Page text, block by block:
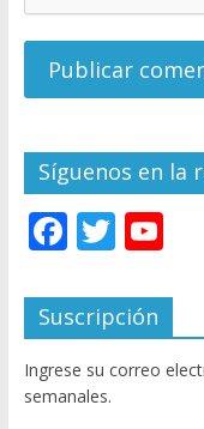
Síguenos en la
F
e
b
o
T
itt
er
Y
u
T
u
Suscripción
Ingrese su correo
semanales.